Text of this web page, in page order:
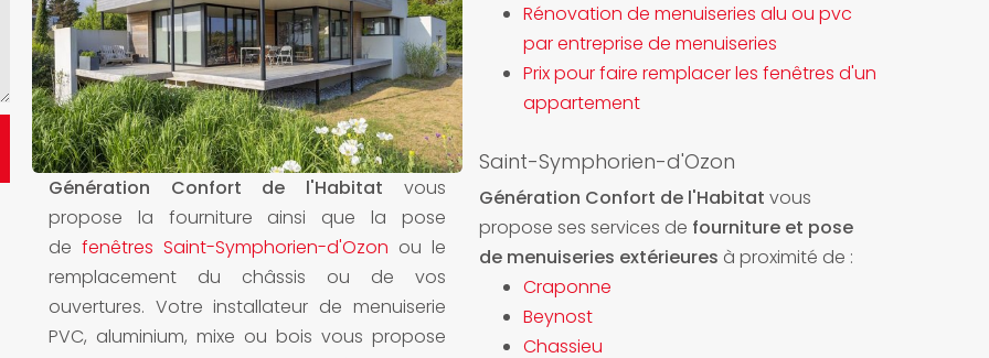
Génération Confort de l'Habitat vous
propose la fourniture ainsi que la pose
de fenêtres Saint-Symphorien-d'Ozon ou le
remplacement du châssis ou de vos
ouvertures. Votre installateur de menuiserie
PVC, aluminium, mixe ou bois vous propose
Rénovation de menuiseries alu ou pvc
par entreprise de menuiseries
Prix pour faire remplacer les fenêtres d'un
appartement
Saint-Symphorien-d'Ozon
Génération Confort de l'Habitat vous
propose ses services de fourniture et pose
de menuiseries extérieures à proximité de :
Craponne
Beynost
Chassieu